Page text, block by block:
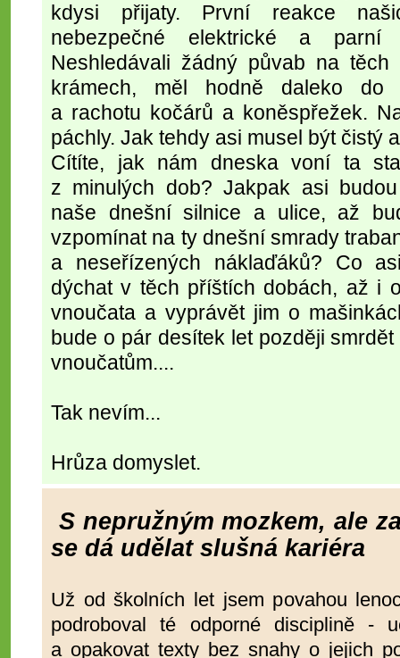
kdysi přijaty. První reakce
nebezpečné elektrické a parní
Neshledávali žádný půvab na
krámech, měl hodně daleko do
a rachotu kočárů a koněspřežek.
páchly. Jak tehdy asi musel být čistý
Cítíte, jak nám dneska voní ta
z minulých dob? Jakpak asi
naše dnešní silnice a ulice, až
vzpomínat na ty dnešní smrady
a neseřízených náklaďáků? Co
dýchat v těch příštích dobách, až i
vnoučata a vyprávět jim o
bude o pár desítek let později
vnoučatům....
Tak nevím...
Hrůza domyslet.
S nepružným mozkem, ale
se dá udělat slušná kariéra
Už od školních let jsem povahou
podroboval té odporné disciplině -
a opakovat texty bez snahy o jejich